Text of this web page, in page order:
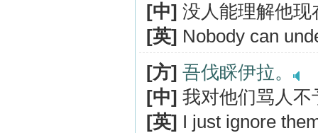
[中] 没人能理解他现
[英] Nobody can
[方] 吾伐睬伊拉。
[中] 我对他们骂人不
[英] I just ignore